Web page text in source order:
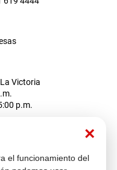
×
el funcionamiento del
Victoria
p.m.